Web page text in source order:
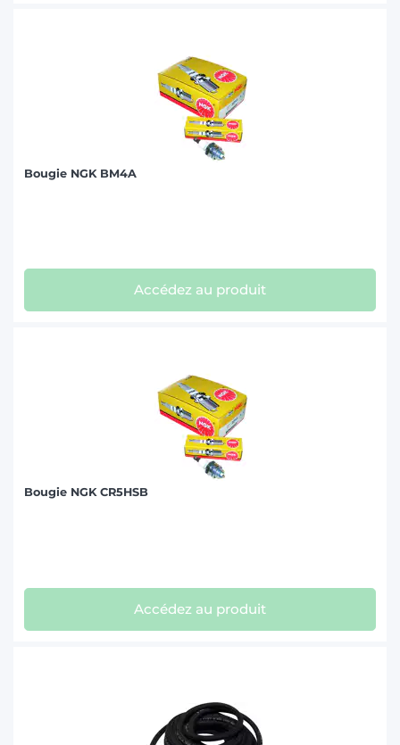
Bougie NGK BM4A
Accédez au produit
Bougie NGK CR5HSB
Accédez au produit